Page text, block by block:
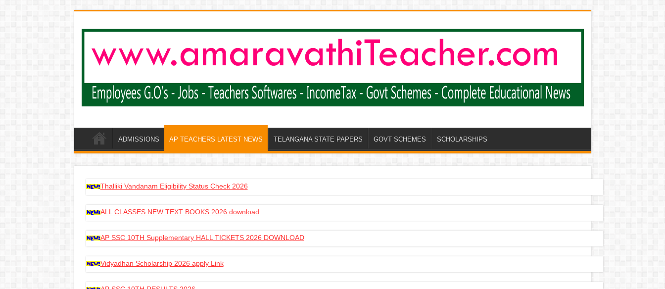
ADMISSIONS AP TEACHERS LATEST NEWS TELANGANA STATE PAPERS GOVT SCHEMES SCHOLARSHIPS
Thalliki Vandanam Eligibility Status Check 2026
ALL CLASSES NEW TEXT BOOKS 2026 download
AP SSC 10TH Supplementary HALL TICKETS 2026 DOWNLOAD
Vidyadhan Scholarship 2026 apply Link